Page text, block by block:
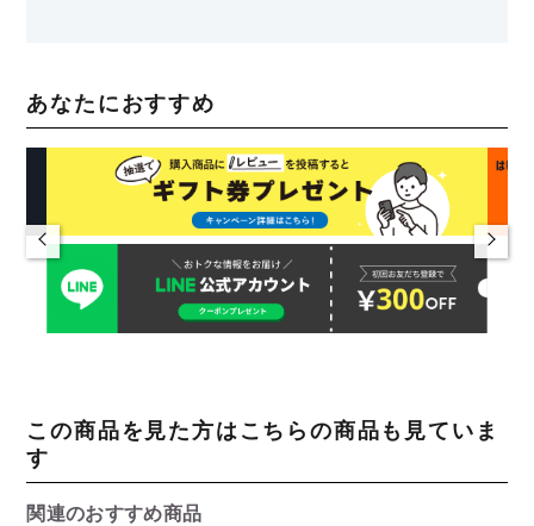
あなたにおすすめ
この商品を見た方はこちらの商品も見ていま
す
関連のおすすめ商品